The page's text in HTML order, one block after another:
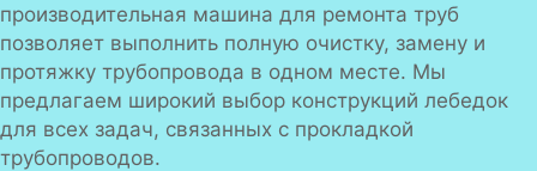
производительная машина для ремонта труб
позволяет выполнить полную очистку, замену и
протяжку трубопровода в одном месте. Мы
предлагаем широкий выбор конструкций лебедок
для всех задач, связанных с прокладкой
трубопроводов.